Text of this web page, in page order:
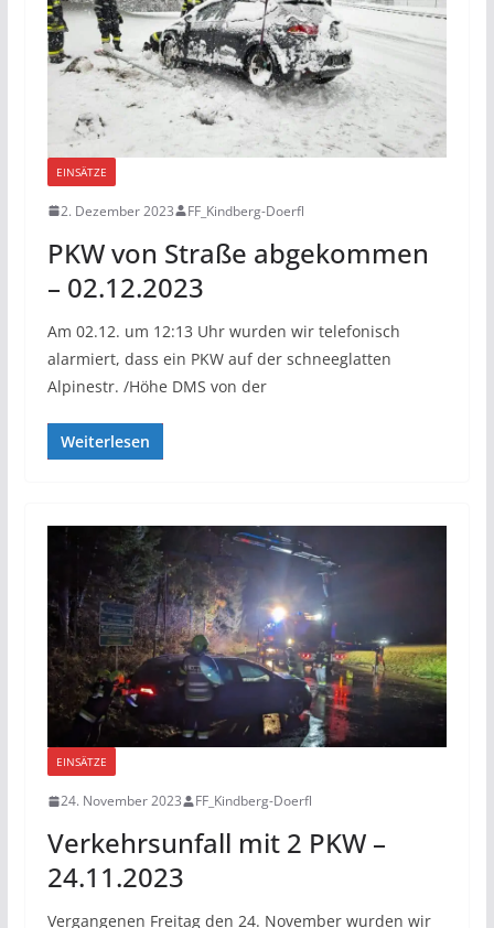
EINSÄTZE
2. Dezember 2023 FF_Kindberg-Doerfl
PKW von Straße abgekommen
– 02.12.2023
Am 02.12. um 12:13 Uhr wurden wir telefonisch
alarmiert, dass ein PKW auf der schneeglatten
Alpinestr. /Höhe DMS von der
Weiterlesen
EINSÄTZE
24. November 2023 FF_Kindberg-Doerfl
Verkehrsunfall mit 2 PKW –
24.11.2023
Vergangenen Freitag den 24. November wurden wir